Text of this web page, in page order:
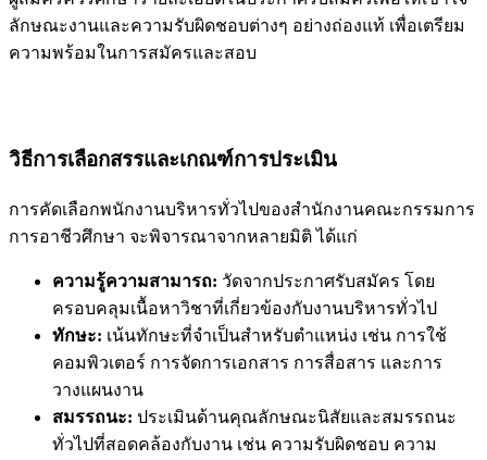
ลักษณะงานและความรับผิดชอบต่างๆ อย่างถ่องแท้ เพื่อเตรียม
ความพร้อมในการสมัครและสอบ
วิธีการเลือกสรรและเกณฑ์การประเมิน
การคัดเลือกพนักงานบริหารทั่วไปของสำนักงานคณะกรรมการ
การอาชีวศึกษา จะพิจารณาจากหลายมิติ ได้แก่
ความรู้ความสามารถ: วัดจากประกาศรับสมัคร โดย
ครอบคลุมเนื้อหาวิชาที่เกี่ยวข้องกับงานบริหารทั่วไป
ทักษะ: เน้นทักษะที่จำเป็นสำหรับตำแหน่ง เช่น การใช้
คอมพิวเตอร์ การจัดการเอกสาร การสื่อสาร และการ
วางแผนงาน
สมรรถนะ: ประเมินด้านคุณลักษณะนิสัยและสมรรถนะ
ทั่วไปที่สอดคล้องกับงาน เช่น ความรับผิดชอบ ความ